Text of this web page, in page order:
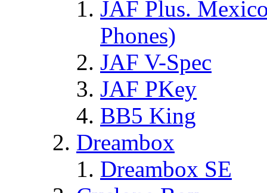
JAF Plus.
Phones)
JAF V-Spec
JAF PKey
BB5 King
Dreambox
Dreambox SE